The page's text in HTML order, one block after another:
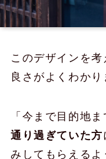
このデザインを
良さがよくわかり
「今まで目的地
通り過ぎていた方
みしてもらえるよ